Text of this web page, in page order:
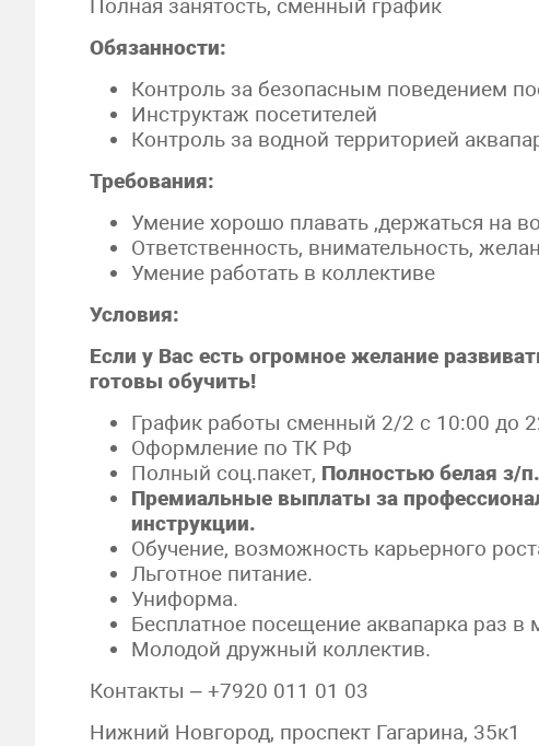
Полная занятость, сменный график
Обязанности:
Контроль за безопасным поведением
Инструктаж посетителей
Контроль за водной территорией
Требования:
Умение хорошо плавать ,держаться на
Ответственность, внимательность,
Умение работать в коллективе
Условия:
Если у Вас есть огромное желание
готовы обучить!
График работы сменный 2/2 с 10:00 до
Оформление по ТК РФ
Полный соц.пакет, Полностью белая з/п.
Премиальные выплаты за
инструкции.
Обучение, возможность карьерного
Льготное питание.
Униформа.
Бесплатное посещение аквапарка раз в
Молодой дружный коллектив.
Контакты – +7920 011 01 03
Нижний Новгород, проспект Гагарина, 35к1